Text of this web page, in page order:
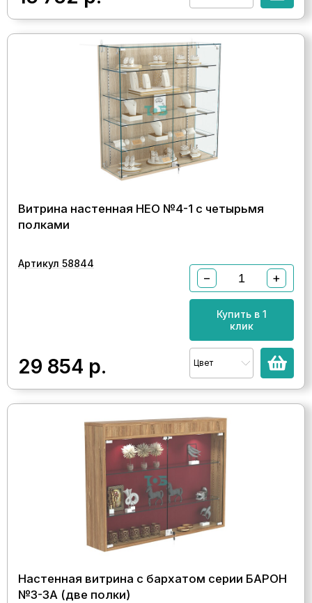
Витрина настенная НЕО №4-1 с четырьмя
полками
Артикул 58844
29 854 р.
− +
Купить в 1
клик
Цвет
Настенная витрина с бархатом серии БАРОН
№3-3А (две полки)